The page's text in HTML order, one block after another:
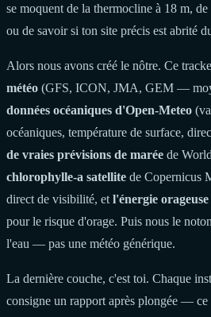
se moquent de la thermocline à 18 m,
ou de savoir si ton site précis est abrité
Alors nous avons créé le nôtre. Ce
météo (GFS, ICON, JMA, GEM —
données océaniques d'Open-Meteo
océaniques, température de surface,
de vraies prévisions de marée de
chlorophylle-a satellite de Copernicus
direct de visibilité, et l'énergie
pour le risque d'orage. Puis nous le
l'eau — pas une météo générique.
La dernière couche, c'est toi. Chaque
consigne un rapport après plongée —